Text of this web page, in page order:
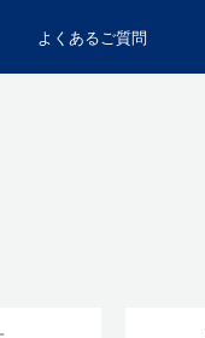
よくあるご質問